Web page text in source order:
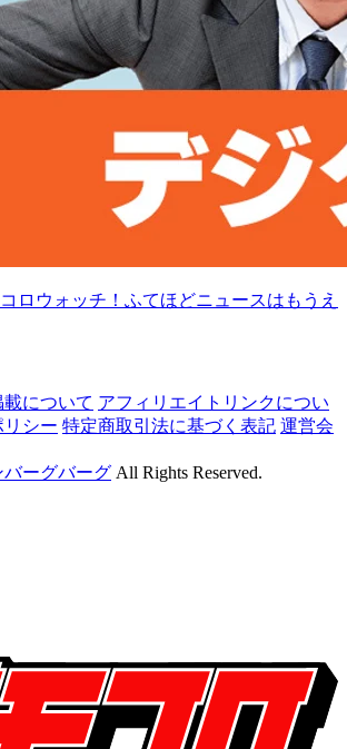
ロウォッチ！ふてほどニュースはもうえ
載について アフィリエイトリンクについ
リシー 特定商取引法に基づく表記 運営会
ーグバーグ All Rights Reserved.